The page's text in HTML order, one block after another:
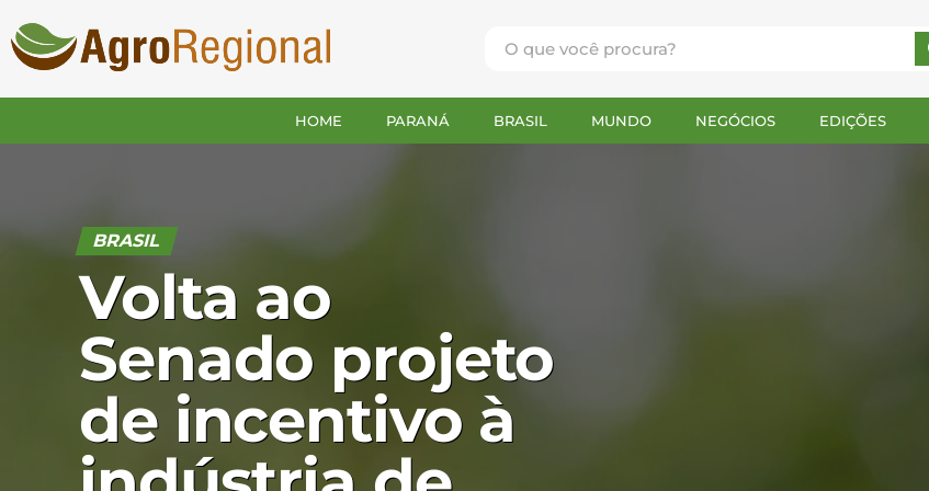
HOME PARANÁ BRASIL MUNDO NEGÓCIOS EDIÇÕES
BRASIL
Volta ao
Senado projeto
de incentivo à